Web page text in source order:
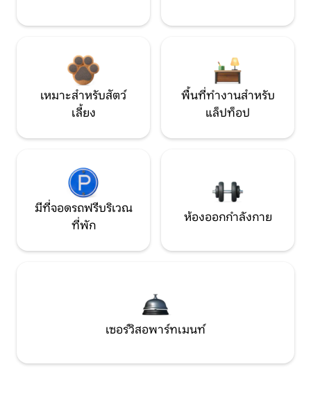
เหมาะสำหรับสัตว์
เลี้ยง
พื้นที่ทำงานสำหรับ
แล็ปท็อป
มีที่จอดรถฟรีบริเวณ
ที่พัก
ห้องออกกำลังกาย
เซอร์วิสอพาร์ทเมนท์